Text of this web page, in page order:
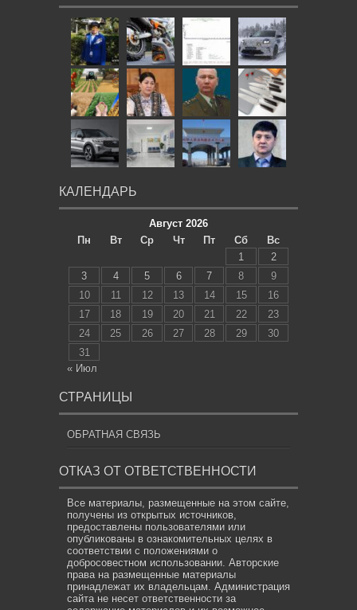
КАЛЕНДАРЬ
Август 2026
Пн
Вт Ср Чт Пт Сб
Вс
1
2
3
4 5 6 7 8
9
10
11 12 13 14 15
16
17
18 19 20 21 22
23
24
25 26 27 28 29
30
31
« Июл
СТРАНИЦЫ
ОБРАТНАЯ СВЯЗЬ
ОТКАЗ ОТ ОТВЕТСТВЕННОСТИ
Все материалы, размещенные на этом сайте,
получены из открытых источников,
предоставлены пользователями или
опубликованы в ознакомительных целях в
соответствии с положениями о
добросовестном использовании. Авторские
права на размещенные материалы
принадлежат их владельцам. Администрация
сайта не несет ответственности за